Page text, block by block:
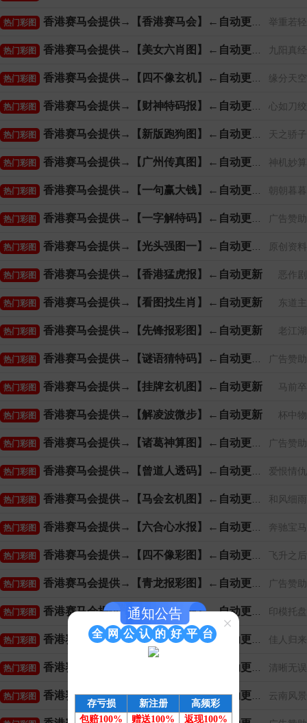
×
通知公告
全 网 公 认 的 好 平 台
存亏损 新注册
高频彩
包赔100%
赠送100% 返现100%
举重若轻
热门彩图 香港赛马会提供→【香港赛马会】←自动更新
九阳真经
热门彩图 香港赛马会提供→【美女六肖图】←自动更新
缘分天空
热门彩图 香港赛马会提供→【四不像玄机】←自动更新
心如刀绞
热门彩图 香港赛马会提供→【财神特码报】←自动更新
天之骄子
热门彩图 香港赛马会提供→【新版跑狗图】←自动更新
神机妙算
热门彩图 香港赛马会提供→【广州传真图】←自动更新
朝朝暮暮
热门彩图 香港赛马会提供→【一句赢大钱】←自动更新
广告赞助
热门彩图 香港赛马会提供→【一字解特码】←自动更新
原创资料
热门彩图 香港赛马会提供→【光头强图一】←自动更新
恶作剧
热门彩图 香港赛马会提供→【香港猛虎报】←自动更新
东道主
热门彩图 香港赛马会提供→【看图找生肖】←自动更新
老江湖
热门彩图 香港赛马会提供→【先锋报彩图】←自动更新
广告赞助
热门彩图 香港赛马会提供→【谜语猜特码】←自动更新
马前卒
热门彩图 香港赛马会提供→【挂牌玄机图】←自动更新
杯中物
热门彩图 香港赛马会提供→【解凌波微步】←自动更新
广告赞助
热门彩图 香港赛马会提供→【诸葛神算图】←自动更新
爱恨情仇
热门彩图 香港赛马会提供→【曾道人透码】←自动更新
和风细雨
热门彩图 香港赛马会提供→【马会玄机图】←自动更新
奔驰宝马
热门彩图 香港赛马会提供→【六合心水报】←自动更新
飞升之后
热门彩图 香港赛马会提供→【四不像彩图】←自动更新
广告赞助
热门彩图 香港赛马会提供→【青龙报彩图】←自动更新
印模托盘
热门彩图 香港赛马会提供→【马会传真图】←自动更新
佳人归来
热门彩图 香港赛马会提供→【乾坤八卦图】←自动更新
清晰无误
热门彩图 香港赛马会提供→【平特玄机图】←自动更新
云南风景
热门彩图 香港赛马会提供→【伯乐杀肖图】←自动更新